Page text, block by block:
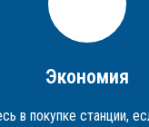
Экономия
в покупке станции,